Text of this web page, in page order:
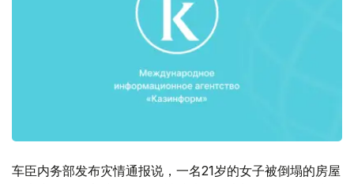
车臣内务部发布灾情通报说，一名21岁的女子被倒塌的房屋